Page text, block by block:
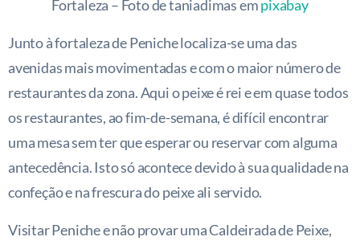
Fortaleza – Foto de taniadimas empixabay
Junto à fortaleza de Peniche localiza-se uma das
avenidas mais movimentadas e com o maior número de
restaurantes da zona. Aqui o peixe é rei e em quase todos
os restaurantes, ao fim-de-semana, é difícil encontrar
uma mesa sem ter que esperar ou reservar com alguma
antecedência. Isto só acontece devido à sua qualidade na
confeção e na frescura do peixe ali servido.
Visitar Peniche e não provar uma Caldeirada de Peixe,